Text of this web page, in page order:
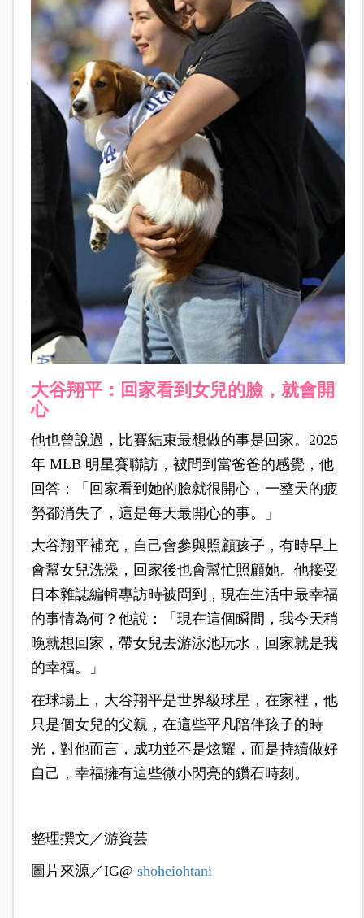
大谷翔平：回家看到女兒的臉，就會開
心
他也曾說過，比賽結束最想做的事是回家。2025
年 MLB 明星賽聯訪，被問到當爸爸的感覺，他
回答：「回家看到她的臉就很開心，一整天的疲
勞都消失了，這是每天最開心的事。」
大谷翔平補充，自己會參與照顧孩子，有時早上
會幫女兒洗澡，回家後也會幫忙照顧她。他接受
日本雜誌編輯專訪時被問到，現在生活中最幸福
的事情為何？他說：「現在這個瞬間，我今天稍
晚就想回家，帶女兒去游泳池玩水，回家就是我
的幸福。」
在球場上，大谷翔平是世界級球星，在家裡，他
只是個女兒的父親，在這些平凡陪伴孩子的時
光，對他而言，成功並不是炫耀，而是持續做好
自己，幸福擁有這些微小閃亮的鑽石時刻。
整理撰文／游資芸
圖片來源／IG@ shoheiohtani